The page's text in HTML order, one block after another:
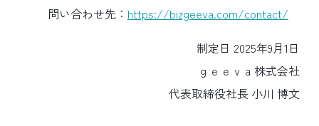
問い合わせ先： https://bizgeeva.com/contact/
制定日 2025年9月1日
ｇｅｅｖａ株式会社
代表取締役社長 小川 博文